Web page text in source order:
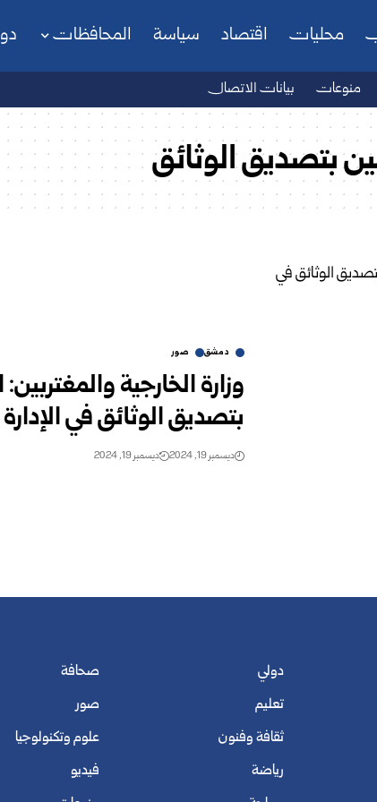
محليات اقتصاد سياسة المحافظات
منوعات بيانات الاتصال
بتصديق الوثائق
دمشق صور
وزارة الخارجية
بتصديق الوثائق في
ديسمبر 19, 2024 ديسمبر 19, 2024
دولي
تعليم
ثقافة وفنون
رياضة
صحافة
صور
علوم وتكنولوجيا
فيديو